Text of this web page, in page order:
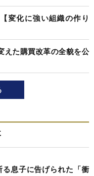
変化に強い組織の作り
た購買改革の全貌を公
息子に告げられた「衝